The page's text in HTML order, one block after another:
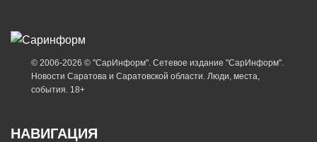
© 2006-2026 © "СарИнформ". Сетевое издание "СарИнформ".
Новости Саратова и Саратовской области. Люди, места,
события. 18+
НАВИГАЦИЯ